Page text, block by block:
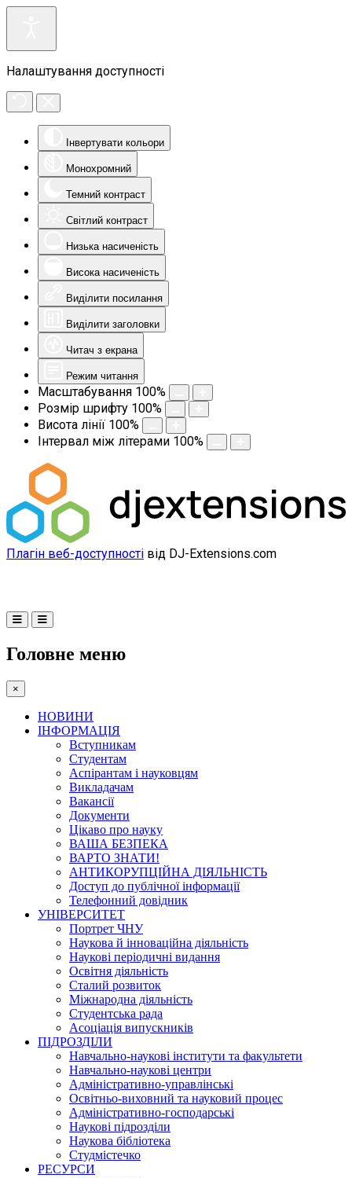
Налаштування доступності
Інвертувати кольори
Монохромний
Темний контраст
Світлий контраст
Низька насиченість
Висока насиченість
Виділити посилання
Виділити заголовки
Читач з екрана
Режим читання
Масштабування 100%
Розмір шрифту 100%
Висота лінії 100%
Інтервал між літерами 100%
Плагін веб-доступності від DJ-Extensions.com
Головне меню
×
НОВИНИ
ІНФОРМАЦІЯ
Вступникам
Студентам
Аспірантам і науковцям
Викладачам
Вакансії
Документи
Цікаво про науку
ВАША БЕЗПЕКА
ВАРТО ЗНАТИ!
АНТИКОРУПЦІЙНА ДІЯЛЬНІСТЬ
Доступ до публічної інформації
Телефонний довідник
УНІВЕРСИТЕТ
Портрет ЧНУ
Наукова й інноваційна діяльність
Наукові періодичні видання
Освітня діяльність
Сталий розвиток
Міжнародна діяльність
Студентська рада
Асоціація випускників
ПІДРОЗДІЛИ
Навчально-наукові інститути та факультети
Навчально-наукові центри
Адміністративно-управлінські
Освітньо-виховний та науковий процес
Адміністративно-господарські
Наукові підрозділи
Наукова бібліотека
Студмістечко
РЕСУРСИ